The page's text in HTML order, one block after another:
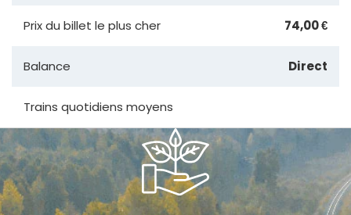
Prix du billet le plus cher 74,00 €
Balance Direct
Trains quotidiens moyens